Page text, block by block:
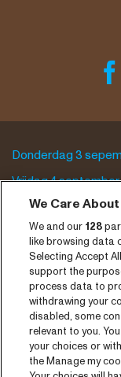
Donderdag 3
Vrijdag 4 september
Zaterdag 5
Programma archief
Tickets
Nieuws
Pers
Contact
We Care
We and our 128
like browsing data
Selecting Accept
support the
process data to
withdrawing your
disabled, some
relevant to you.
your choices or
the Manage my